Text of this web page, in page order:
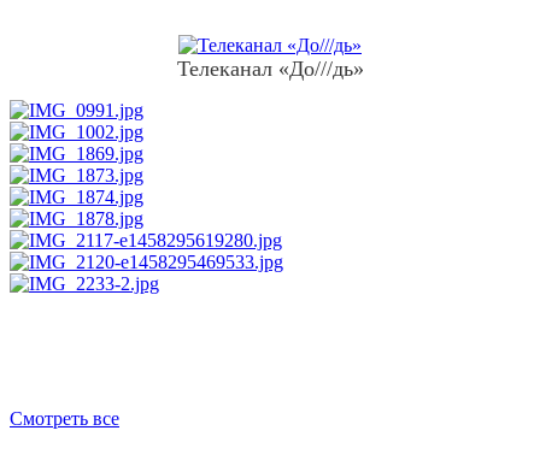
Телеканал «До///дь»
Смотреть все